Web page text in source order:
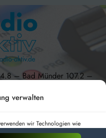
verwalten
wir Technologien wie
und/oder darauf zuzugreifen.
– Bad Münder 107.2 –